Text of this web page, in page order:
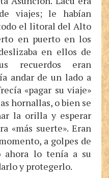
viajes; le habían
el litoral del Alto
en puerto en los
en ellos de
recuerdos eran
andar de un lado a
«pagar su viaje»
hornallas, o bien se
la orilla y esperar
«más suerte». Eran
a golpes de
ahora lo tenía a su
y protegerlo.